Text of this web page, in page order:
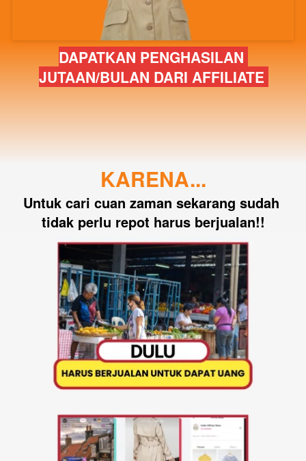
DAPATKAN PENGHASILAN
JUTAAN/BULAN DARI AFFILIATE
KARENA...
Untuk cari cuan zaman sekarang sudah
tidak perlu repot harus berjualan!!